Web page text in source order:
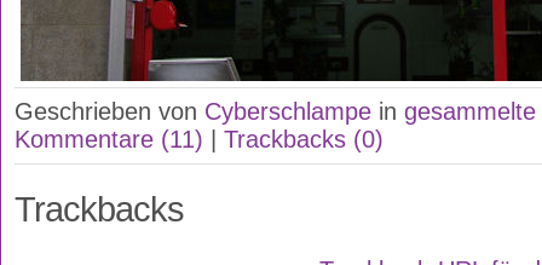
Geschrieben von Cyberschlampe ingesammelte
Kommentare (11) |Trackbacks (0)
Trackbacks